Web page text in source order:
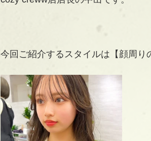
今回ご紹介するスタイルは【顔周り